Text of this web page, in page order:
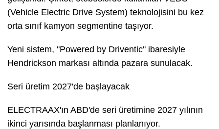
(Vehicle Electric Drive System) teknolojisini bu kez
orta sınıf kamyon segmentine taşıyor.
Yeni sistem, "Powered by Driventic" ibaresiyle
Hendrickson markası altında pazara sunulacak.
Seri üretim 2027'de başlayacak
ELECTRAAX'ın ABD'de seri üretimine 2027 yılının
ikinci yarısında başlanması planlanıyor.